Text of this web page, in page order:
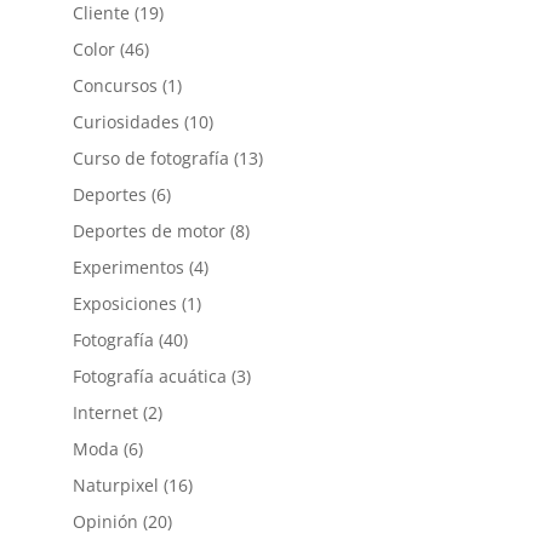
Cliente (19)
Color(46)
Concursos (1)
Curiosidades (10)
Curso de fotografía (13)
Deportes (6)
Deportes de motor(8)
Experimentos (4)
Exposiciones (1)
Fotografía (40)
Fotografía acuática (3)
Internet(2)
Moda (6)
Naturpixel (16)
Opinión (20)